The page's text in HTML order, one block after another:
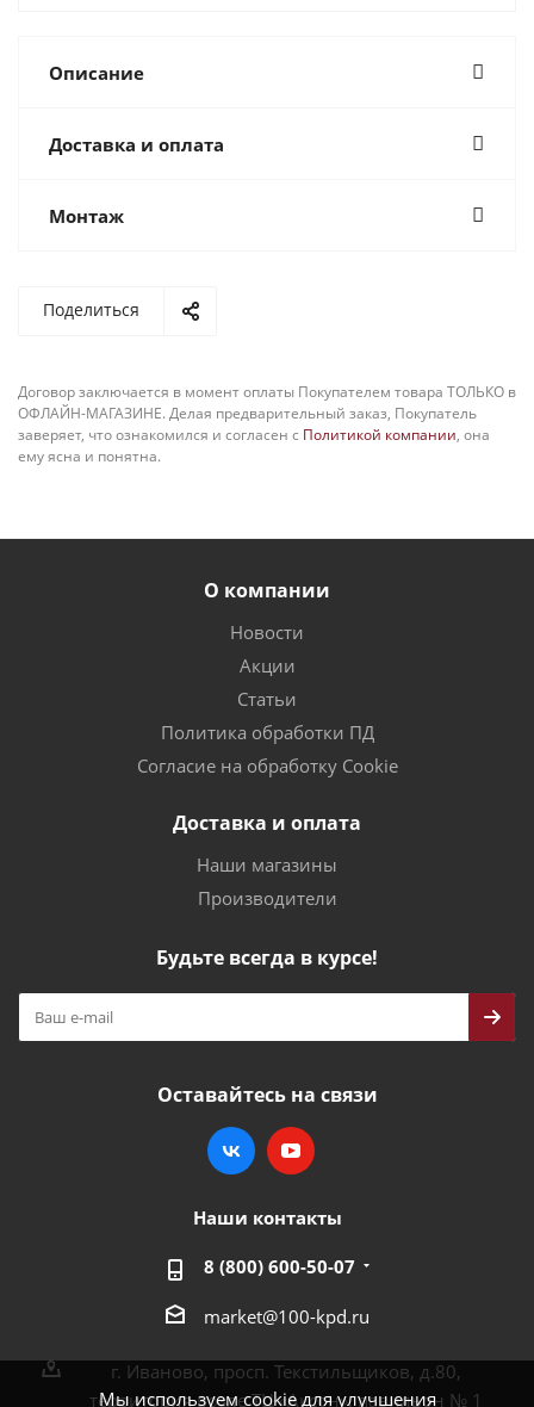
Мы используем cookie для улучшения
Описание
Доставка и оплата
Монтаж
Поделиться
Договор заключается в момент оплаты Покупателем товара ТОЛЬКО в
ОФЛАЙН-МАГАЗИНЕ. Делая предварительный заказ, Покупатель
заверяет, что ознакомился и согласен с Политикой компании, она
ему ясна и понятна.
О компании
Новости
Акции
Статьи
Политика обработки ПД
Согласие на обработку Cookie
Доставка и оплата
Наши магазины
Производители
Будьте всегда в курсе!
Оставайтесь на связи
Наши контакты
8 (800) 600-50-07
market@100-kpd.ru
г. Иваново, просп. Текстильщиков, д.80,
территория возле ТЦ «Аксон», павильон № 1